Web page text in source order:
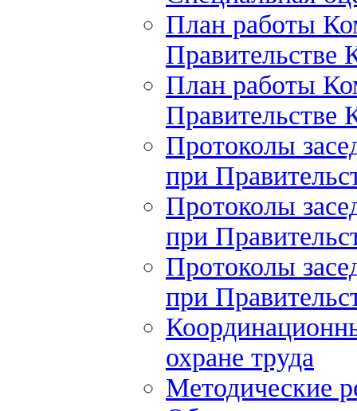
План работы
Правительстве
План работы
Правительстве
Протоколы
при
Протоколы
при
Протоколы
при
охране труда
Методические